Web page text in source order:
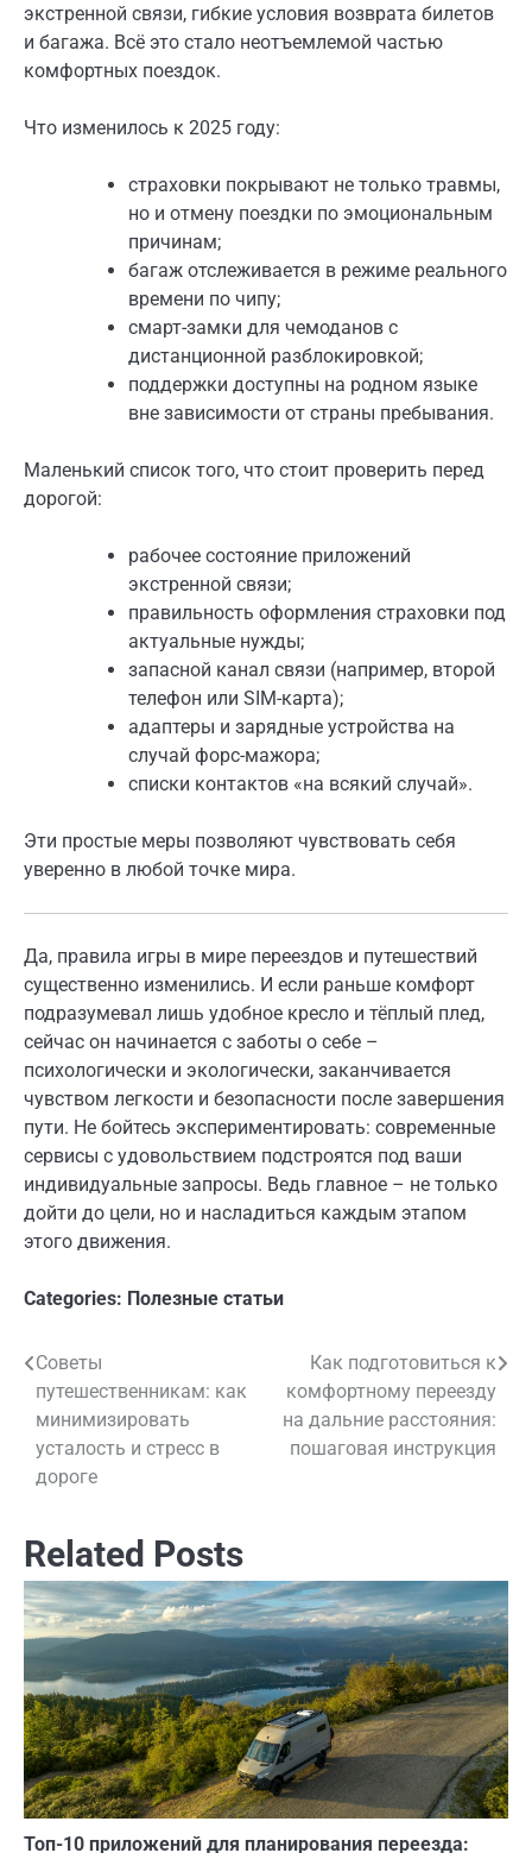
экстренной связи, гибкие условия возврата билетов
и багажа. Всё это стало неотъемлемой частью
комфортных поездок.
Что изменилось к 2025 году:
страховки покрывают не только травмы,
но и отмену поездки по эмоциональным
причинам;
багаж отслеживается в режиме реального
времени по чипу;
смарт-замки для чемоданов с
дистанционной разблокировкой;
поддержки доступны на родном языке
вне зависимости от страны пребывания.
Маленький список того, что стоит проверить перед
дорогой:
рабочее состояние приложений
экстренной связи;
правильность оформления страховки под
актуальные нужды;
запасной канал связи (например, второй
телефон или SIM-карта);
адаптеры и зарядные устройства на
случай форс-мажора;
списки контактов «на всякий случай».
Эти простые меры позволяют чувствовать себя
уверенно в любой точке мира.
Да, правила игры в мире переездов и путешествий
существенно изменились. И если раньше комфорт
подразумевал лишь удобное кресло и тёплый плед,
сейчас он начинается с заботы о себе –
психологически и экологически, заканчивается
чувством легкости и безопасности после завершения
пути. Не бойтесь экспериментировать: современные
сервисы с удовольствием подстроятся под ваши
индивидуальные запросы. Ведь главное – не только
дойти до цели, но и насладиться каждым этапом
этого движения.
Categories: Полезные статьи
Навигация
по
записям
Советы
путешественникам: как
минимизировать
усталость и стресс в
дороге
Как подготовиться к
комфортному переезду
на дальние расстояния:
пошаговая инструкция
Related Posts
Топ-10 приложений для планирования переезда: